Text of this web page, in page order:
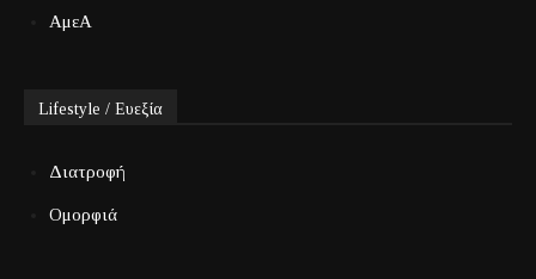
ΑμεΑ
Lifestyle / Ευεξία
Διατροφή
Ομορφιά